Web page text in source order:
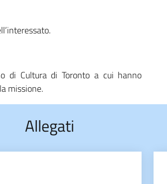
di Cultura di Toronto a cui hanno
missione.
Allegati